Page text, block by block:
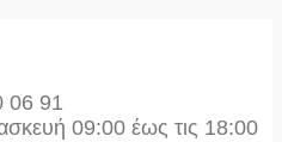
06 91
09:00 έως τις 18:00